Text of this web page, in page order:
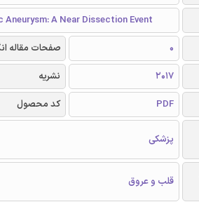
A Near Dissection Event
0 صفحات مقاله
2017 نشریه
PDF کد محصول
پزشکی
قلب و عروق